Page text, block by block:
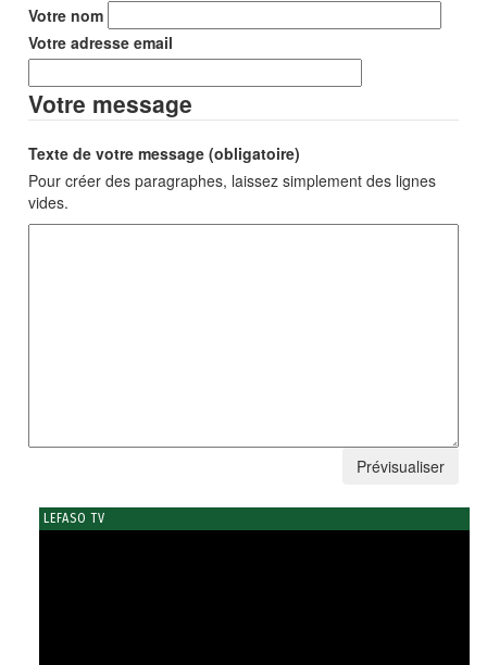
Votre nom
Votre adresse email
Votre message
Texte de votre message (obligatoire)
Pour créer des paragraphes, laissez simplement des lignes
vides.
LEFASO TV